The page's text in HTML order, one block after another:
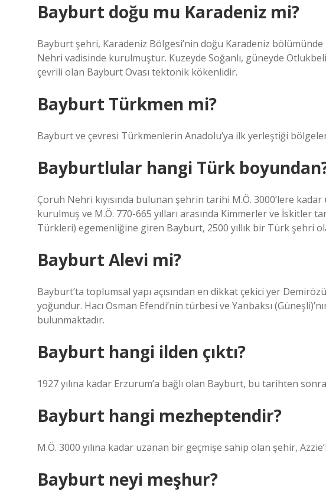
Bayburt doğu mu Karadeniz mi?
Bayburt şehri, Karadeniz Bölgesi’nin doğu Karadeniz bölümünde
Nehri vadisinde kurulmuştur. Kuzeyde Soğanlı, güneyde
çevrili olan Bayburt Ovası tektonik kökenlidir.
Bayburt Türkmen mi?
Bayburt ve çevresi Türkmenlerin Anadolu’ya ilk yerleştiği bölgeler
Bayburtlular hangi Türk
Çoruh Nehri kıyısında bulunan şehrin tarihi M.Ö. 3000’lere
kurulmuş ve M.Ö. 770-665 yılları arasında Kimmerler ve İskitler
Türkleri) egemenliğine giren Bayburt, 2500 yıllık bir Türk şehri
Bayburt Alevi mi?
Bayburt’ta toplumsal yapı açısından en dikkat çekici yer
yoğundur. Hacı Osman Efendi’nin türbesi ve Yanbaksı
bulunmaktadır.
Bayburt hangi ilden çıktı?
1927 yılına kadar Erzurum’a bağlı olan Bayburt, bu tarihten
Bayburt hangi mezheptendir?
M.Ö. 3000 yılına kadar uzanan bir geçmişe sahip olan şehir,
Bayburt neyi meşhur?